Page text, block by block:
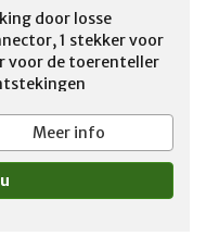
door losse
1 stekker voor
voor de toerenteller
Meer info